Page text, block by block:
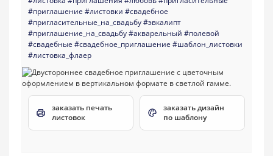
#приглашение #листовки #свадебное
#пригласительные_на_свадьбу#эвкалипт
#приглашение_на_свадьбу#акварельный #полевой
#свадебные #свадебное_приглашение #шаблон_листовки
#листовка_флаер
заказать печать
листовок
заказать дизайн
по шаблону